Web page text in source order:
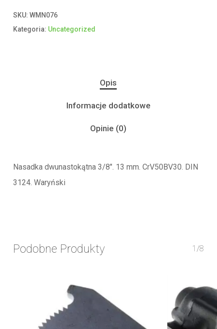
SKU: WMN076
Kategoria: Uncategorized
Opis
Informacje dodatkowe
Opinie (0)
Nasadka dwunastokątna 3/8″. 13 mm. CrV50BV30. DIN
3124. Waryński
Podobne Produkty 1/8